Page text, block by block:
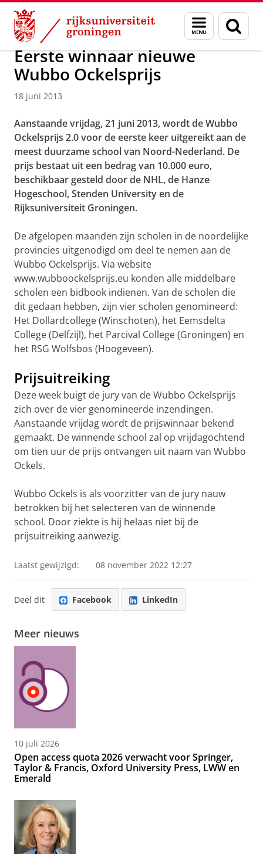
Skip
Content
Skip
Navigation
Menu
en
zoeken
Over ons Actueel Nieuws Nieuwsberichten
Eerste winnaar nieuwe
Wubbo Ockelsprijs
18 juni 2013
Aanstaande vrijdag, 21 juni 2013, wordt de Wubbo
Ockelsprijs 2.0 voor de eerste keer uitgereikt aan de
meest duurzame school van Noord-Nederland. De
prijs bestaat uit een bedrag van 10.000 euro,
beschikbaar gesteld door de NHL, de Hanze
Hogeschool, Stenden University en de
Rijksuniversiteit Groningen.
De afgelopen maanden zijn scholen in de noordelijke
provincies uitgenodigd om deel te nemen aan de
Wubbo Ockelsprijs. Via website
www.wubboockelsprijs.eu konden alle middelbare
scholen een bidbook indienen. Van de scholen die
dit gedaan hebben, zijn vier scholen genomineerd:
Het Dollardcollege (Winschoten), het Eemsdelta
College (Delfzijl), het Parcival College (Groningen) en
het RSG Wolfsbos (Hoogeveen).
Prijsuitreiking
Deze week buigt de jury van de Wubbo Ockelsprijs
zich over de vier genomineerde inzendingen.
Aanstaande vrijdag wordt de prijswinnaar bekend
gemaakt. De winnende school zal op vrijdagochtend
om tien uur de prijs ontvangen uit naam van Wubbo
Ockels.
Wubbo Ockels is als voorzitter van de jury nauw
betrokken bij het selecteren van de winnende
school. Door ziekte is hij helaas niet bij de
prijsuitreiking aanwezig.
Laatst gewijzigd: 08 november 2022 12:27
Deel dit Facebook LinkedIn
Meer nieuws
10 juli 2026
Open access quota 2026 verwacht voor Springer,
Taylor & Francis, Oxford University Press, LWW en
Emerald